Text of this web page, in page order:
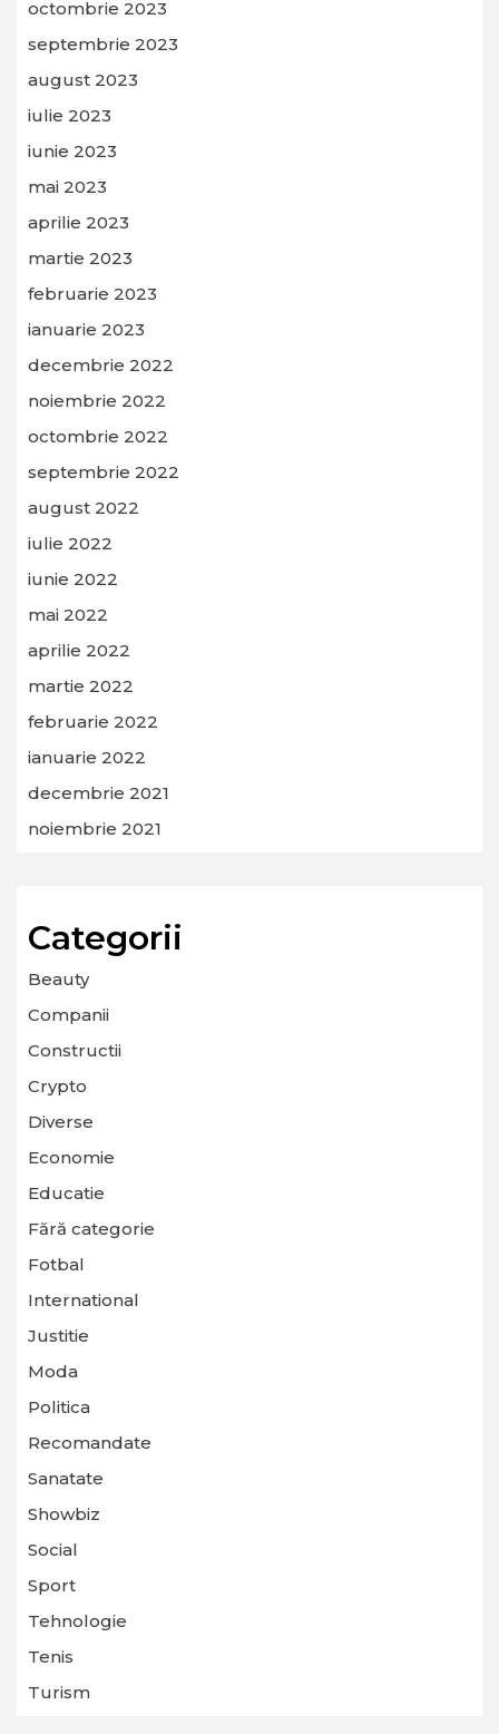
octombrie 2023
septembrie 2023
august 2023
iulie 2023
iunie 2023
mai 2023
aprilie 2023
martie 2023
februarie 2023
ianuarie 2023
decembrie 2022
noiembrie 2022
octombrie 2022
septembrie 2022
august 2022
iulie 2022
iunie 2022
mai 2022
aprilie 2022
martie 2022
februarie 2022
ianuarie 2022
decembrie 2021
noiembrie 2021
Categorii
Beauty
Companii
Constructii
Crypto
Diverse
Economie
Educatie
Fără categorie
Fotbal
International
Justitie
Moda
Politica
Recomandate
Sanatate
Showbiz
Social
Sport
Tehnologie
Tenis
Turism